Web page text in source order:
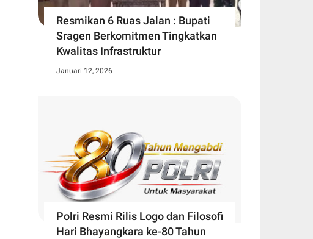
Resmikan 6 Ruas Jalan : Bupati
Sragen Berkomitmen Tingkatkan
Kwalitas Infrastruktur
Januari 12, 2026
Polri Resmi Rilis Logo dan Filosofi
Hari Bhayangkara ke-80 Tahun